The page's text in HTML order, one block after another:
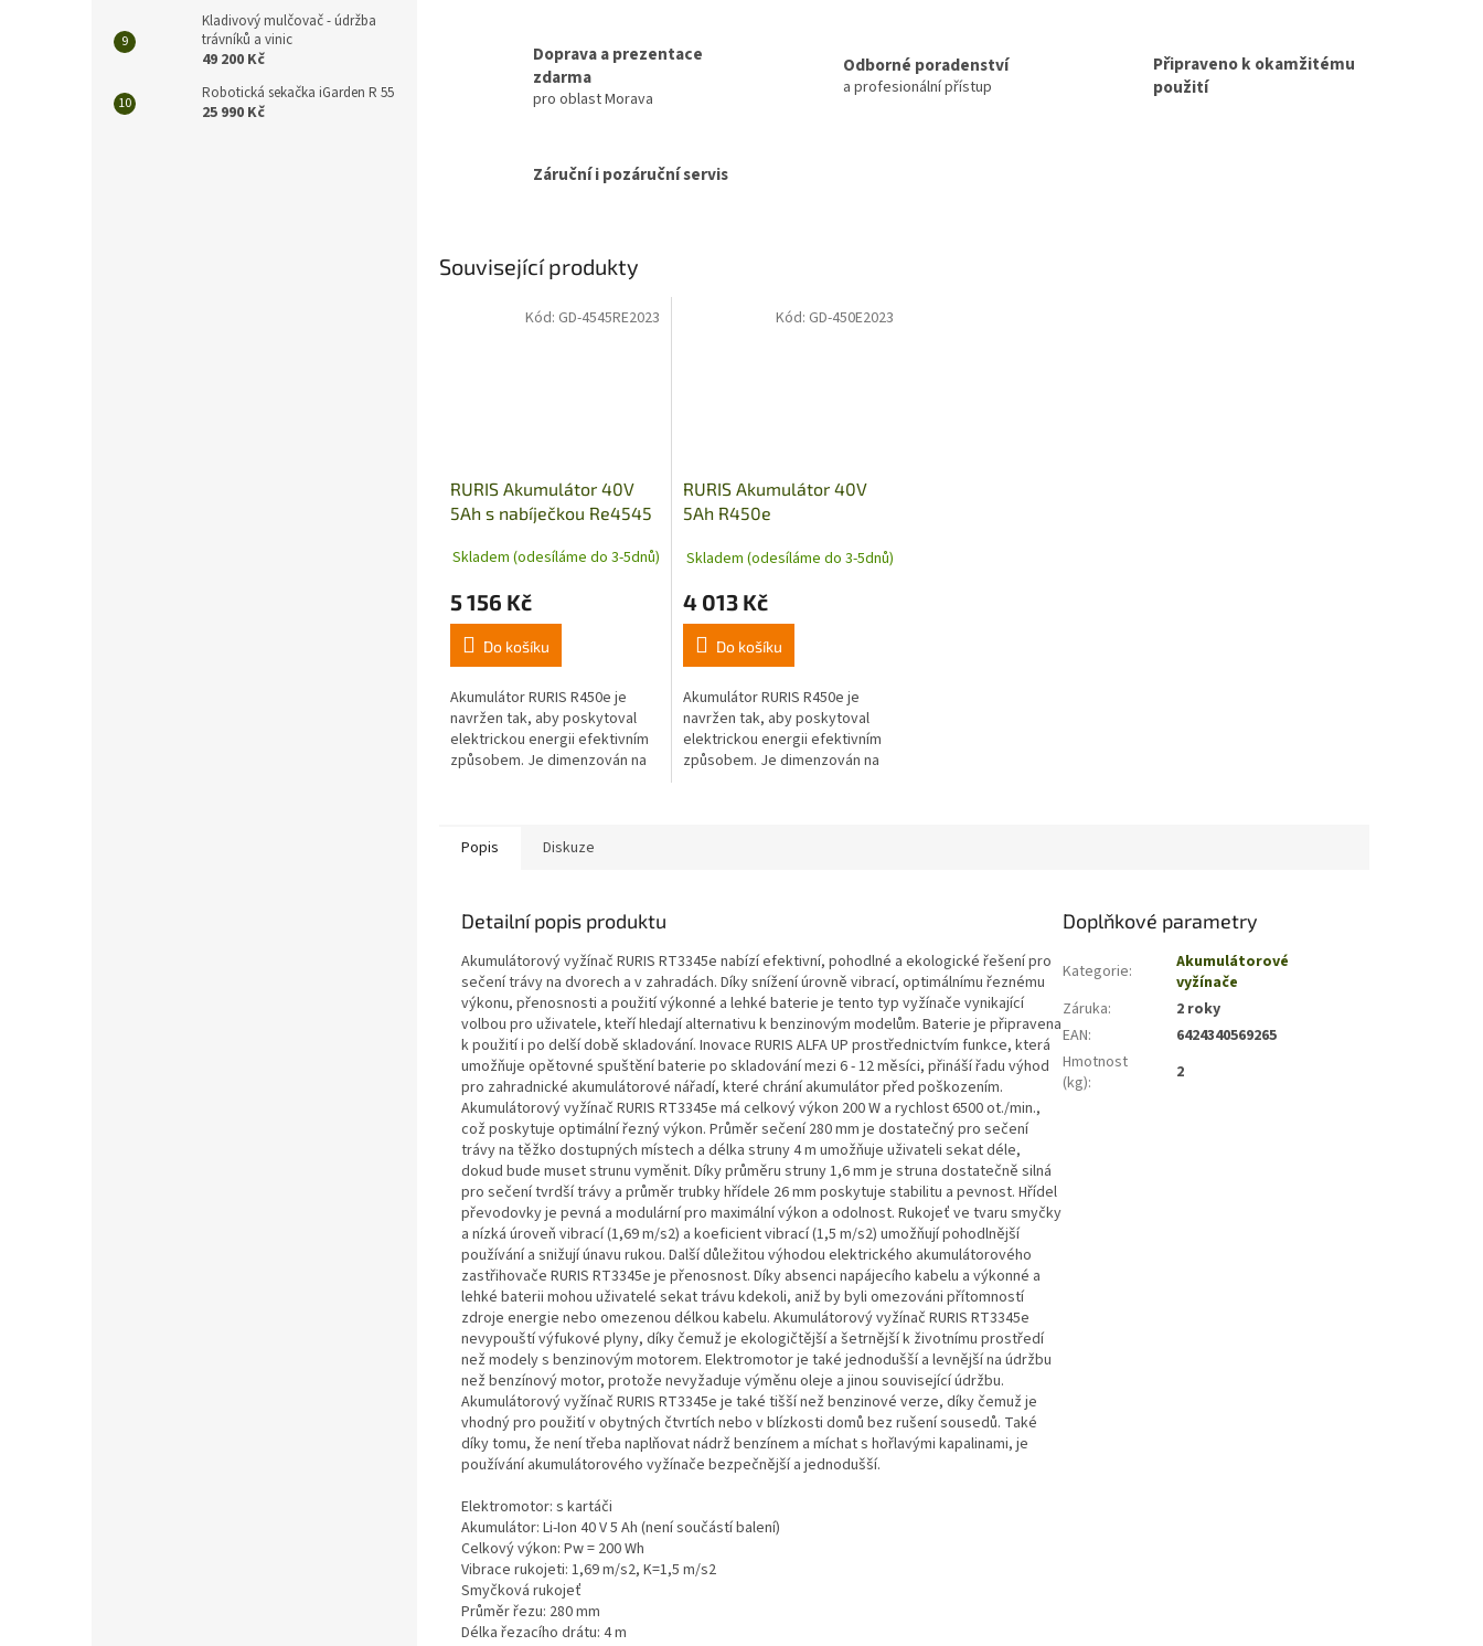
Kladivový mulčovač - údržba
trávníků a vinic
49 200 Kč
Robotická sekačka iGarden R 55
25 990 Kč
Doprava a prezentace
zdarma
pro oblast Morava
Odborné poradenství
a profesionální přístup
Připraveno k okamžitému
použití
Záruční i pozáruční servis
Související produkty
RURIS Akumulátor 40V
5Ah s nabíječkou Re4545
Skladem (odesíláme do 3-5dnů)
5 156 Kč
Do košíku
Akumulátor RURIS R450e je
navržen tak, aby poskytoval
elektrickou energii efektivním
způsobem. Je dimenzován na
Kód: GD-4545RE2023
RURIS Akumulátor 40V
5Ah R450e
Skladem (odesíláme do 3-5dnů)
4 013 Kč
Do košíku
Akumulátor RURIS R450e je
navržen tak, aby poskytoval
elektrickou energii efektivním
způsobem. Je dimenzován na
Kód: GD-450E2023
Popis Diskuze
Detailní popis produktu
Akumulátorový vyžínač RURIS RT3345e nabízí efektivní, pohodlné a ekologické řešení pro
sečení trávy na dvorech a v zahradách. Díky snížení úrovně vibrací, optimálnímu řeznému
výkonu, přenosnosti a použití výkonné a lehké baterie je tento typ vyžínače vynikající
volbou pro uživatele, kteří hledají alternativu k benzinovým modelům. Baterie je připravena
k použití i po delší době skladování. Inovace RURIS ALFA UP prostřednictvím funkce, která
umožňuje opětovné spuštění baterie po skladování mezi 6 - 12 měsíci, přináší řadu výhod
pro zahradnické akumulátorové nářadí, které chrání akumulátor před poškozením.
Akumulátorový vyžínač RURIS RT3345e má celkový výkon 200 W a rychlost 6500 ot./min.,
což poskytuje optimální řezný výkon. Průměr sečení 280 mm je dostatečný pro sečení
trávy na těžko dostupných místech a délka struny 4 m umožňuje uživateli sekat déle,
dokud bude muset strunu vyměnit. Díky průměru struny 1,6 mm je struna dostatečně silná
pro sečení tvrdší trávy a průměr trubky hřídele 26 mm poskytuje stabilitu a pevnost. Hřídel
převodovky je pevná a modulární pro maximální výkon a odolnost. Rukojeť ve tvaru smyčky
a nízká úroveň vibrací (1,69 m/s2) a koeficient vibrací (1,5 m/s2) umožňují pohodlnější
používání a snižují únavu rukou. Další důležitou výhodou elektrického akumulátorového
zastřihovače RURIS RT3345e je přenosnost. Díky absenci napájecího kabelu a výkonné a
lehké baterii mohou uživatelé sekat trávu kdekoli, aniž by byli omezováni přítomností
zdroje energie nebo omezenou délkou kabelu. Akumulátorový vyžínač RURIS RT3345e
nevypouští výfukové plyny, díky čemuž je ekologičtější a šetrnější k životnímu prostředí
než modely s benzinovým motorem. Elektromotor je také jednodušší a levnější na údržbu
než benzínový motor, protože nevyžaduje výměnu oleje a jinou související údržbu.
Akumulátorový vyžínač RURIS RT3345e je také tišší než benzinové verze, díky čemuž je
vhodný pro použití v obytných čtvrtích nebo v blízkosti domů bez rušení sousedů. Také
díky tomu, že není třeba naplňovat nádrž benzínem a míchat s hořlavými kapalinami, je
používání akumulátorového vyžínače bezpečnější a jednodušší.
Elektromotor: s kartáči
Akumulátor: Li-Ion 40 V 5 Ah (není součástí balení)
Celkový výkon: Pw = 200 Wh
Vibrace rukojeti: 1,69 m/s2, K=1,5 m/s2
Smyčková rukojeť
Průměr řezu: 280 mm
Délka řezacího drátu: 4 m
Doplňkové parametry
Kategorie:
Akumulátorové
vyžínače
Záruka:
2 roky
EAN:
6424340569265
Hmotnost
(kg): 2